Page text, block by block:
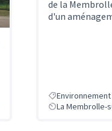
de la
d'un
La Membrolle-